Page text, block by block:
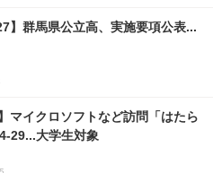
】群馬県公立高、実施要項公表...
マイクロソフトなど訪問「はたら
29...大学生対象